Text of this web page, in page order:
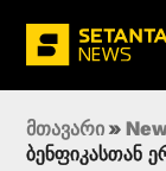
მთავარი »
ბენფიკასთან